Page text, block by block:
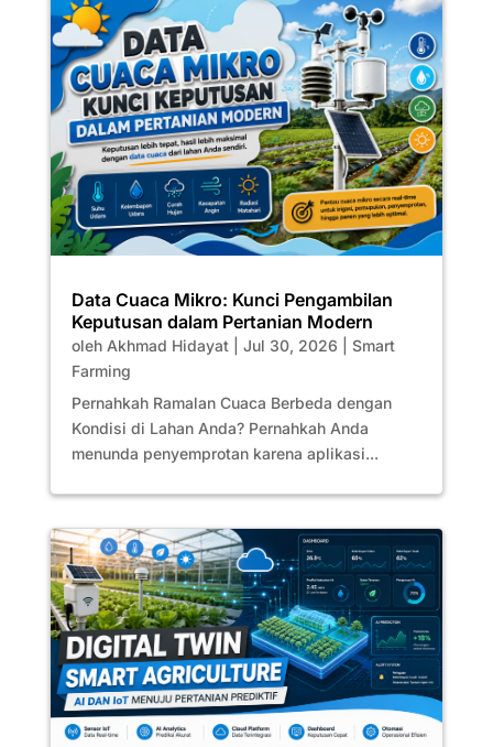
Data Cuaca Mikro: Kunci Pengambilan
Keputusan dalam Pertanian Modern
oleh Akhmad Hidayat| Jul 30, 2026
Smart
Farming
Pernahkah Ramalan Cuaca Berbeda dengan
Kondisi di Lahan Anda? Pernahkah Anda
menunda penyemprotan karena aplikasi...